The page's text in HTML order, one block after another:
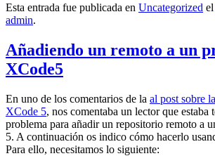
Esta entrada fue publicada en Uncategorized el
admin.
Añadiendo un remoto a un
XCode5
En uno de los comentarios de la al post sobre
XCode 5, nos comentaba un lector que estaba
problema para añadir un repositorio remoto a
5. A continuación os indico cómo hacerlo
Para ello, necesitamos lo siguiente: